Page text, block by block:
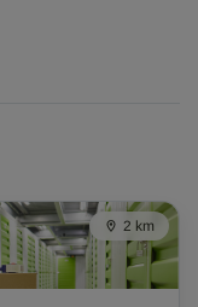
2 km